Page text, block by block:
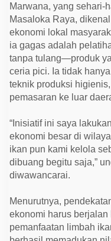
a
s
i
E
k
n
o
m
i
U
t
Marwana, yang sehari-
Masaloka Raya,
ekonomi lokal
ia gagas adalah
tanpa tulang—produk
ceria pici. Ia tidak
teknik produksi
pemasaran ke luar
“Inisiatif ini saya
ekonomi besar di
ikan pun kami kelola
dibuang begitu saja,”
diwawancarai.
Menurutnya,
ekonomi harus
pemanfaatan limbah